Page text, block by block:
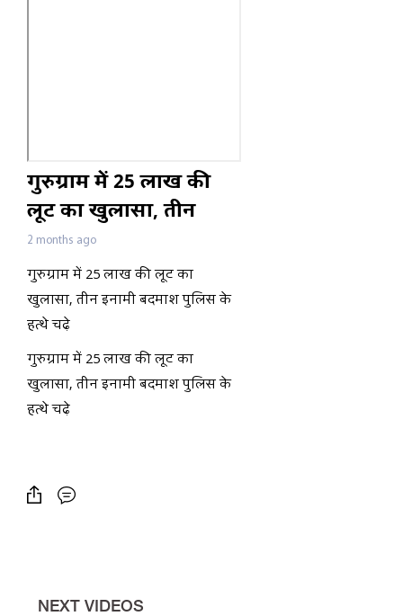
गुरुग्राम में 25 लाख की
लूट का खुलासा, तीन
इनामी बदमाश पुलिस के
हत्थे चढ़े
2 months ago
गुरुग्राम में 25 लाख की लूट का
खुलासा, तीन इनामी बदमाश पुलिस के
हत्थे चढ़े
गुरुग्राम में 25 लाख की लूट का
खुलासा, तीन इनामी बदमाश पुलिस के
हत्थे चढ़े
NEXT VIDEOS